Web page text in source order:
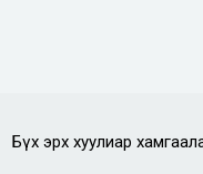
Бүх эрх хуулиар